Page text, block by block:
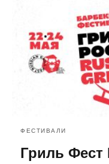
ФЕСТИВАЛИ
Гриль Фест